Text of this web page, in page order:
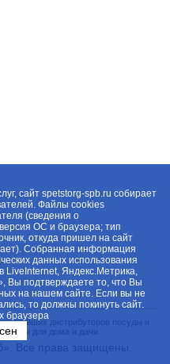
дистрибуторов посуды и
для дома и дачи.
Все права защищены.
сайт spetstorg-spb.ru собирает
Файлы cookies
(сведения о
ОС и браузера; тип
откуда пришел на сайт
Собранная информация
данных использования
LiveInternet, Яндекс.Метрика,
Вы подтверждаете то, что Вы
на нашем сайте. Если вы не
то должны покинуть сайт.
браузера